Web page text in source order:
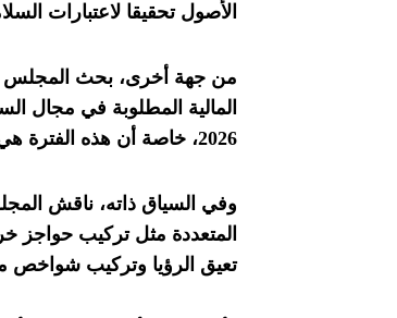
الأصول تحقيقا لاعتبارات
من جهة أخرى، بحث المجلس
المالية المطلوبة في مجال
2026، خاصة أن هذه الفترة هي مرحلة إعداد مشاريع الموازنات.
وفي السياق ذاته، ناقش
المتعددة مثل تركيب حواجز
تعيق الرؤيا وتركيب شواخص